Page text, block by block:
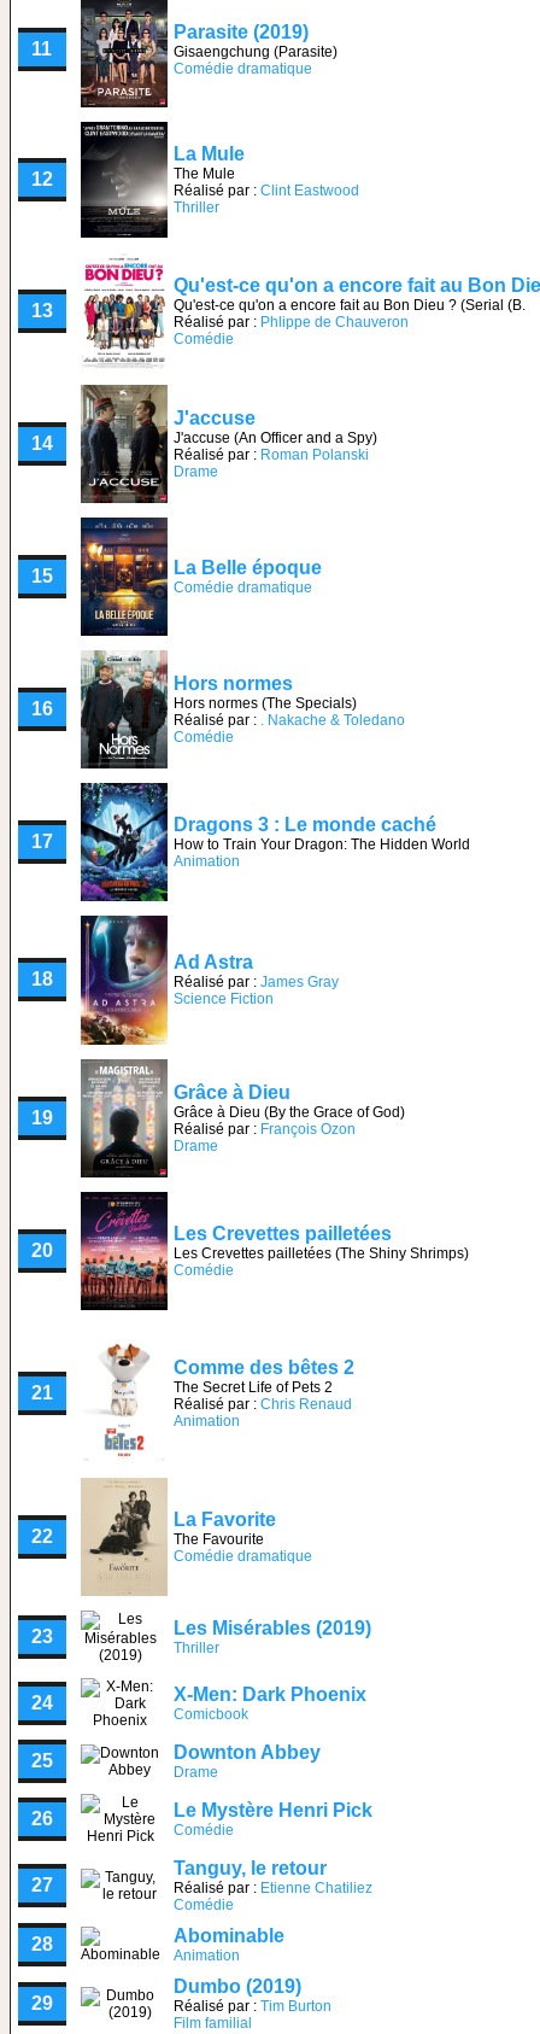
11
Parasite (2019)
Gisaengchung (Parasite)
Comédie dramatique
12
La Mule
The Mule
Réalisé par : Clint Eastwood
Thriller
13
Qu'est-ce qu'on a encore fait au Bon
Qu'est-ce qu'on a encore fait au Bon Dieu ? (Serial (B.
Réalisé par : Phlippe de Chauveron
Comédie
14
J'accuse
J'accuse (An Officer and a Spy)
Réalisé par : Roman Polanski
Drame
15 La Belle époque
Comédie dramatique
16
Hors normes
Hors normes (The Specials)
Réalisé par : . Nakache & Toledano
Comédie
17
Dragons 3 : Le monde caché
How to Train Your Dragon: The Hidden World
Animation
18
Ad Astra
Réalisé par : James Gray
Science Fiction
19
Grâce à Dieu
Grâce à Dieu (By the Grace of God)
Réalisé par : François Ozon
Drame
20
Les Crevettes pailletées
Les Crevettes pailletées (The Shiny Shrimps)
Comédie
21
Comme des bêtes 2
The Secret Life of Pets 2
Réalisé par : Chris Renaud
Animation
22
La Favorite
The Favourite
Comédie dramatique
23 Les Misérables (2019)
Thriller
24 X-Men: Dark Phoenix
Comicbook
25 Downton Abbey
Drame
26 Le Mystère Henri Pick
Comédie
27
Tanguy, le retour
Réalisé par : Etienne Chatiliez
Comédie
28 Abominable
Animation
29
Dumbo (2019)
Réalisé par : Tim Burton
Film familial